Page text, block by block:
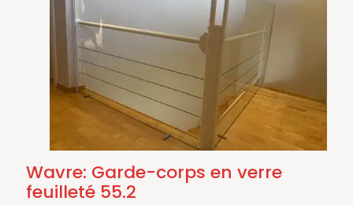
Wavre: Garde-corps en verre
feuilleté 55.2